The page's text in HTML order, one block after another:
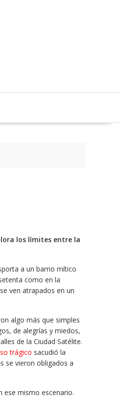
los límites entre la
a un barrio mítico
como en la
ven atrapados en un
algo más que simples
de alegrías y miedos,
de la Ciudad Satélite.
trágico sacudió la
se vieron obligados a
ese mismo escenario.